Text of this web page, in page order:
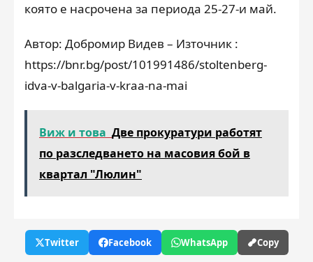
която е насрочена за периода 25-27-и май.
Автор: Добромир Видев – Източник :
https://bnr.bg/post/101991486/stoltenberg-
idva-v-balgaria-v-kraa-na-mai
Виж и това Две прокуратури работят
по разследването на масовия бой в
квартал "Люлин"
Twitter Facebook WhatsApp Copy